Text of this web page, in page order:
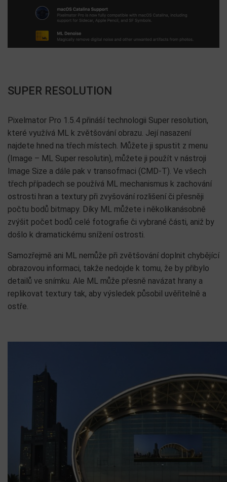
SUPER RESOLUTION
Pixelmator Pro 1.5.4 přináší technologii Super resolution,
které využívá ML k zvětšování obrazu. Její nasazení
najdete hned na třech místech. Můžete ji spustit z menu
(Image – ML Super resolutin), můžete ji použít v nástroji
Image Size a dále pak v transofmaci (CMD-T). Ve všech
třech případech se používá ML mechanismus k zachování
ostrosti hran a textury při zvyšování rozlišení či přesněji
počtu bodů bitmapy. Díky ML můžete i několikanásobně
zvýšit počet bodů celé fotografie či vybrané části, aniž by
došlo k dramatickému snížení ostrosti.
Samozřejmě ani ML nemůže při zvětšování doplnit chybějící
obrazovou informaci, takže nedojde k tomu, že by přibylo
detailů ve snímku. Ale ML může přesně navázat hrany a
replikovat textury tak, aby výsledek působil uvěřitelně a
ostře.